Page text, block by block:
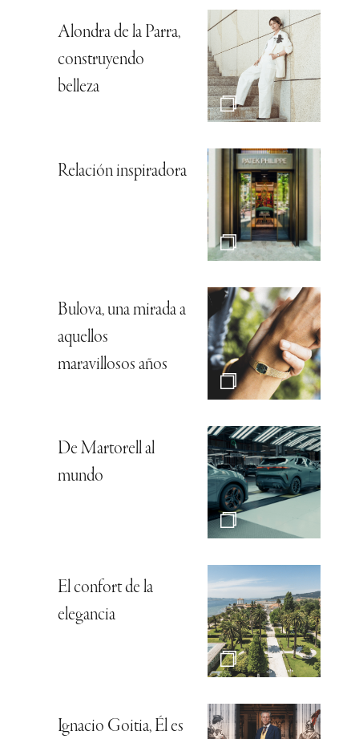
Alondra de la Parra,
construyendo
belleza
Relación inspiradora
Bulova, una mirada a
aquellos
maravillosos años
De Martorell al
mundo
El confort de la
elegancia
Ignacio Goitia, Él es